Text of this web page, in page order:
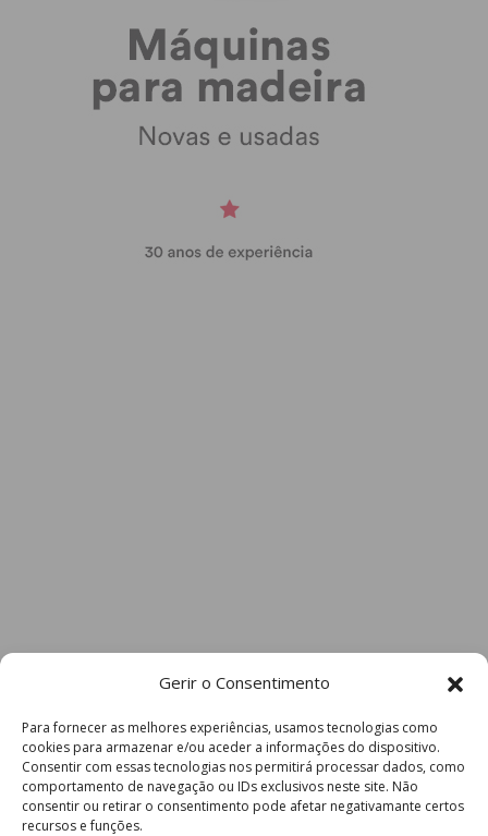
Gerir o Consentimento
Para fornecer as melhores experiências, usamos tecnologias como
cookies para armazenar e/ou aceder a informações do dispositivo.
Consentir com essas tecnologias nos permitirá processar dados, como
comportamento de navegação ou IDs exclusivos neste site. Não
consentir ou retirar o consentimento pode afetar negativamante certos
recursos e funções.